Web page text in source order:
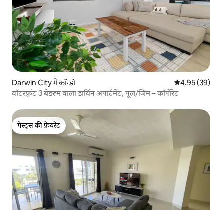
Darwin City में कॉन्डो औसत रेटिंग 5 में
4.95 (39)
वॉटरफ़्रंट 3 बेडरूम वाला डार्विन अपार्टमेंट, पूल/जिम – कॉर्पोरेट
गेस्ट्स की फ़ेवरेट
गेस्ट्स की फ़ेवरेट